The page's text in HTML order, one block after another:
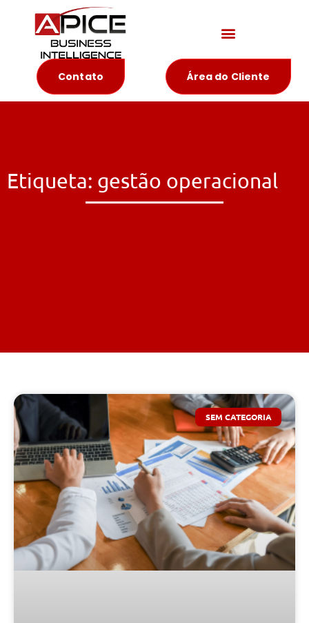
Contato Área do Cliente
Etiqueta: gestão operacional
SEM CATEGORIA